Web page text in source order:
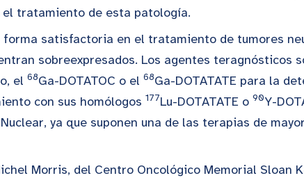
tratamiento de esta patología.
satisfactoria en el tratamiento de tumores
sobreexpresados. Los agentes teragnósticos
el 68Ga-DOTATOC o el 68Ga-DOTATATE para la
con sus homólogos 177Lu-DOTATATE o 90Y-
ya que suponen una de las terapias de
Morris, del Centro Oncológico Memorial Sloan